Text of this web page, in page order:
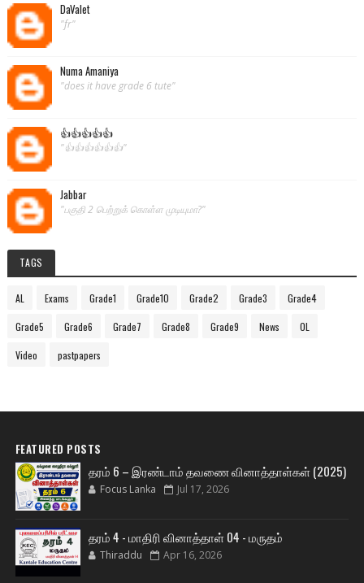
DaValet
"fr"
Numa Amaniya
"does it have grade 6 tute"
👍👍👍👍👍
"👍👍👍👍👍👍"
Jabbar
"பகுதி 2 பெற்றுக் கொள்ள முடியுமா?"
TAGS
AL Exams Grade1 Grade10 Grade2 Grade3 Grade4
Grade5 Grade6 Grade7 Grade8 Grade9 News OL
Video pastpapers
FEATURED POSTS
தரம் 6 – இரண்டாம் தவணை வினாத்தாள்கள் (2025)
Focus Lanka Jul 17, 2026
தரம் 4 - மாதிரி வினாத்தாள் 04 - மருதம்
Thiraddu Apr 16, 2026